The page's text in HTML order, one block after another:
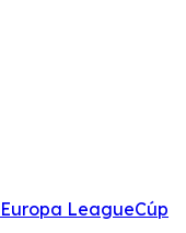
Europa LeagueCúp